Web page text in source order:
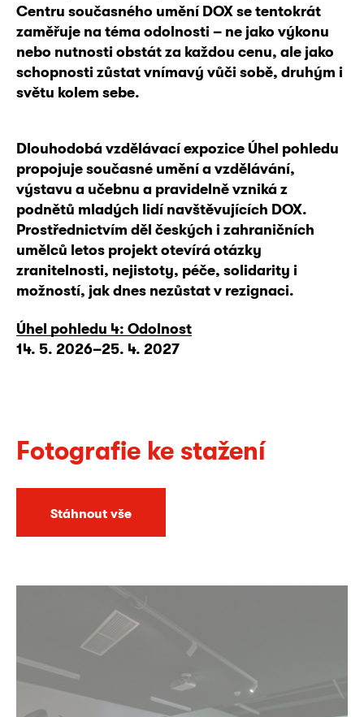
Centru současného umění DOX se tentokrát
zaměřuje na téma odolnosti – ne jako výkonu
nebo nutnosti obstát za každou cenu, ale jako
schopnosti zůstat vnímavý vůči sobě, druhým i
světu kolem sebe.
Dlouhodobá vzdělávací expozice Úhel pohledu
propojuje současné umění a vzdělávání,
výstavu a učebnu a pravidelně vzniká z
podnětů mladých lidí navštěvujících DOX.
Prostřednictvím děl českých i zahraničních
umělců letos projekt otevírá otázky
zranitelnosti, nejistoty, péče, solidarity i
možností, jak dnes nezůstat v rezignaci.
Úhel pohledu 4: Odolnost
14. 5. 2026–25. 4. 2027
Fotografie ke stažení
Stáhnout vše